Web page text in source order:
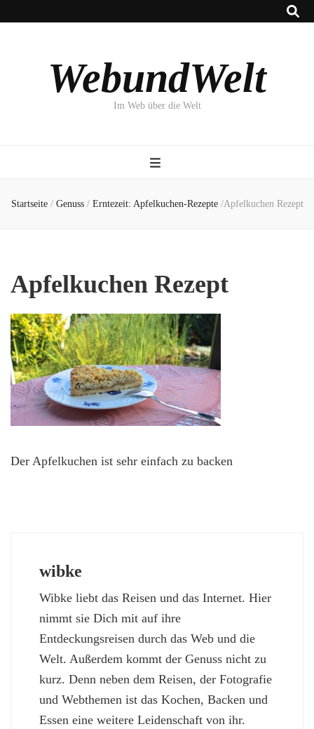
WebundWelt
Im Web über die Welt
Startseite / Genuss / Erntezeit: Apfelkuchen-Rezepte /Apfelkuchen Rezept
Apfelkuchen Rezept
Der Apfelkuchen ist sehr einfach zu backen
wibke
Wibke liebt das Reisen und das Internet. Hier
nimmt sie Dich mit auf ihre
Entdeckungsreisen durch das Web und die
Welt. Außerdem kommt der Genuss nicht zu
kurz. Denn neben dem Reisen, der Fotografie
und Webthemen ist das Kochen, Backen und
Essen eine weitere Leidenschaft von ihr.